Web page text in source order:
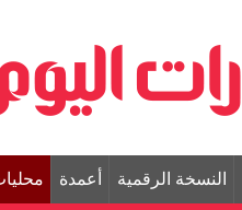
النسخة الرقمية أعمدة